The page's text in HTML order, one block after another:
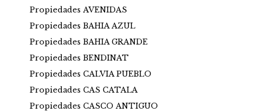
Propiedades AVENIDAS
Propiedades BAHIA AZUL
Propiedades BAHIA GRANDE
Propiedades BENDINAT
Propiedades CALVIA PUEBLO
Propiedades CAS CATALA
Propiedades CASCO ANTIGUO